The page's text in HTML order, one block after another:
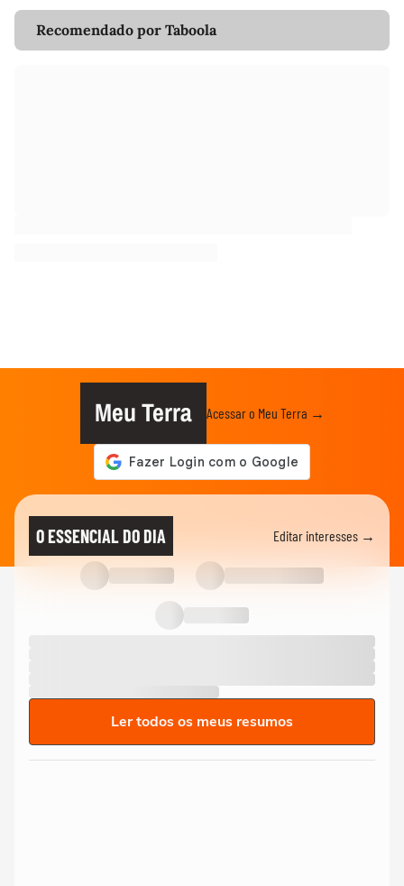
Recomendado por Taboola
Meu Terra Acessar o Meu Terra →
O ESSENCIAL DO DIA Editar interesses →
Ler todos os meus resumos